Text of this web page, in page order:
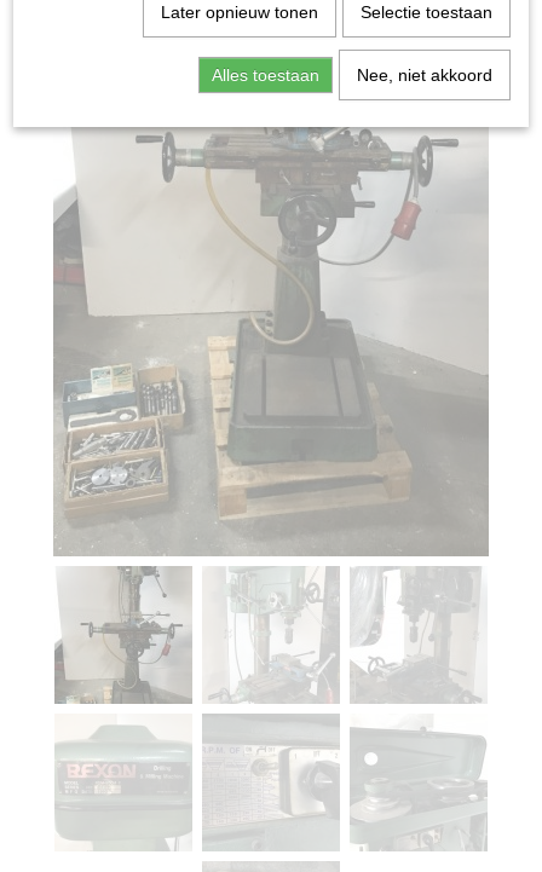
Later opnieuw tonen Selectie toestaan
Alles toestaan Nee, niet akkoord